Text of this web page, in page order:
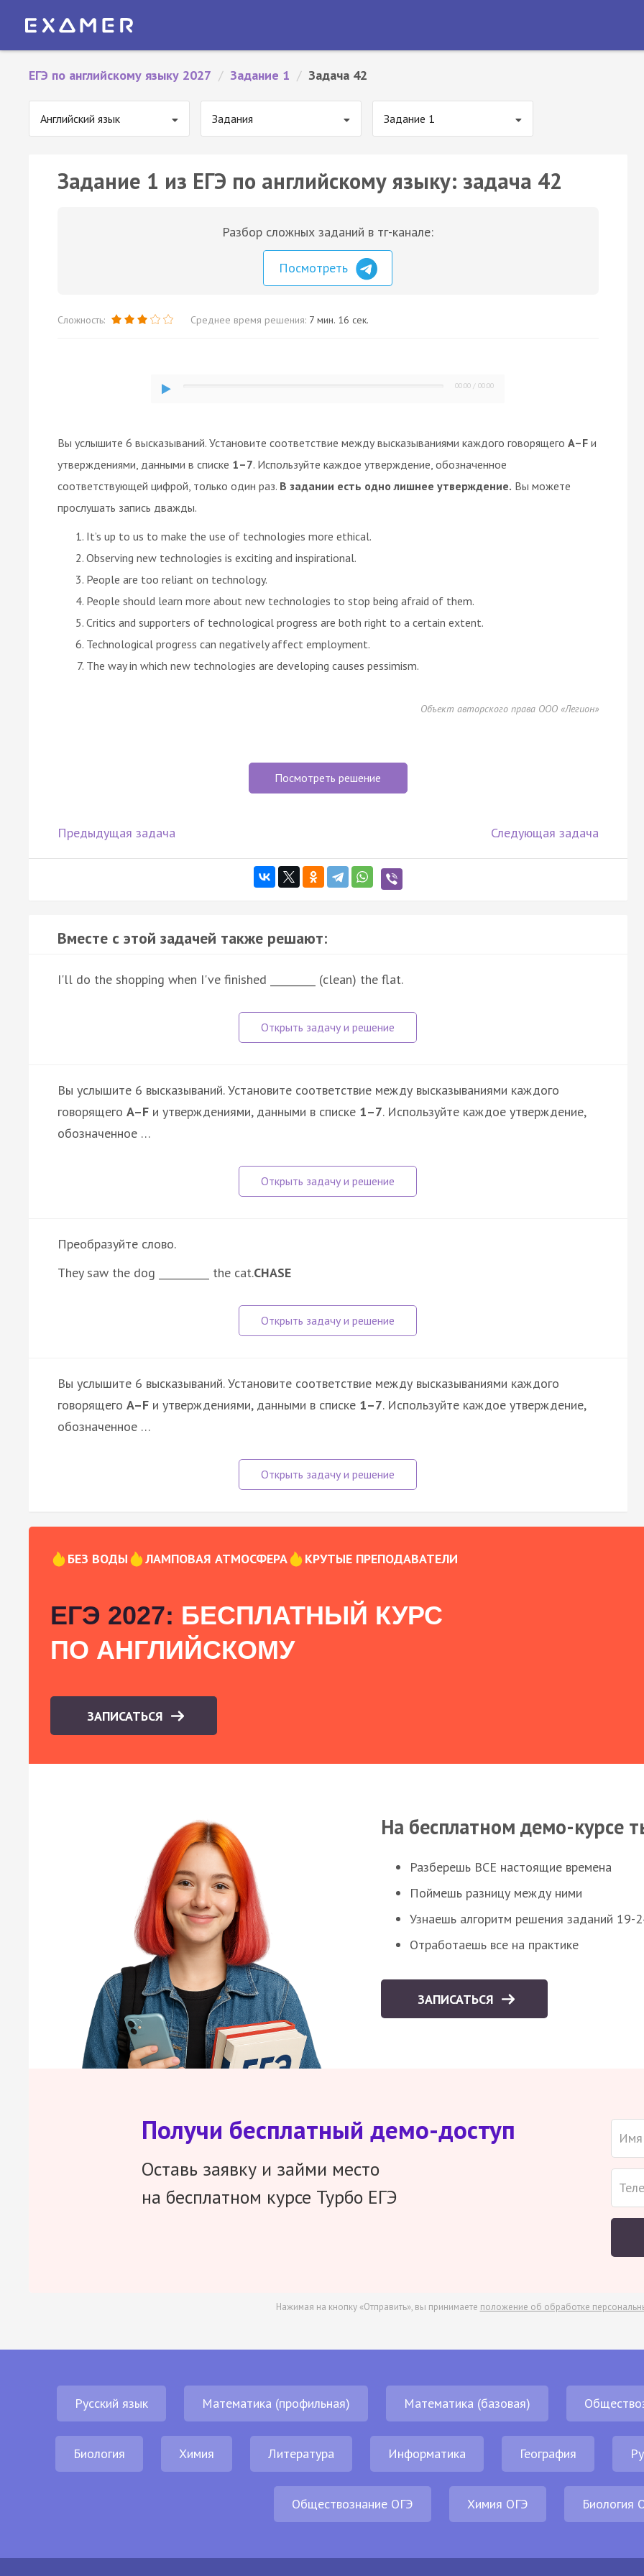
ЕГЭ по английскому языку 2027 / Задание 1 / Задача 42
Английский язык Задания Задание 1
Задание 1 из ЕГЭ по английскому языку: задача 42
Разбор сложных заданий в тг-канале:
Посмотреть
Сложность: Среднее время решения: 7 мин. 16 сек.
00:00 /00:00
Вы услышите 6 высказываний. Установите соответствие между высказываниями каждого говорящего A–F и
утверждениями, данными в списке 1–7. Используйте каждое утверждение, обозначенное
соответствующей цифрой, только один раз. В задании есть одно лишнее утверждение. Вы можете
прослушать запись дважды.
It’s up to us to make the use of technologies more ethical.
Observing new technologies is exciting and inspirational.
People are too reliant on technology.
People should learn more about new technologies to stop being afraid of them.
Critics and supporters of technological progress are both right to a certain extent.
Technological progress can negatively affect employment.
The way in which new technologies are developing causes pessimism.
Объект авторского права ООО «Легион»
Посмотреть решение
Предыдущая задача Следующая задача
Вместе с этой задачей также решают:
I'll do the shopping when I've finished _________ (clean) the flat.
Вы услышите 6 высказываний. Установите соответствие между высказываниями каждого
говорящего A–F и утверждениями, данными в списке 1–7. Используйте каждое утверждение,
обозначенное …
Преобразуйте слово.
They saw the dog __________ the cat.CHASE
Вы услышите 6 высказываний. Установите соответствие между высказываниями каждого
говорящего A–F и утверждениями, данными в списке 1–7. Используйте каждое утверждение,
обозначенное …
БЕЗ ВОДЫ ЛАМПОВАЯ АТМОСФЕРА КРУТЫЕ ПРЕПОДАВАТЕЛИ
ЕГЭ 2027: БЕСПЛАТНЫЙ КУРС
ПО АНГЛИЙСКОМУ
ЗАПИСАТЬСЯ
На бесплатном демо-курсе
Разберешь ВСЕ настоящие времена
Поймешь разницу между ними
Узнаешь алгоритм решения заданий 19-
Отработаешь все на практике
ЗАПИСАТЬСЯ
Получи бесплатный демо-доступ
Оставь заявку и займи место
на бесплатном курсе Турбо ЕГЭ
Нажимая на кнопку «Отправить», вы принимаете положение об обработке
Русский язык Математика (профильная) Математика (базовая)
Биология Химия Литература Информатика География
Обществознание ОГЭ Химия ОГЭ Биология